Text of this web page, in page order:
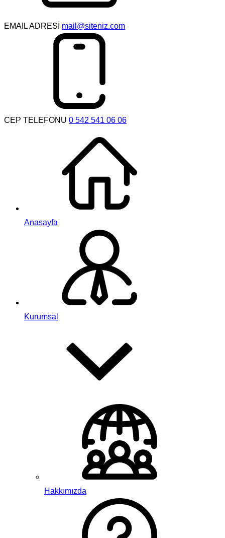
EMAIL ADRESİ mail@siteniz.com
CEP TELEFONU 0 542 541 06 06
Anasayfa
Kurumsal
Hakkımızda